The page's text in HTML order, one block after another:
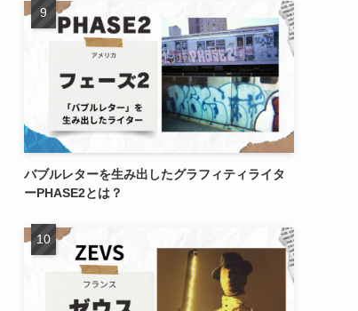
バブルレターを生み出したグラフィティライタ
ーPHASE2とは？